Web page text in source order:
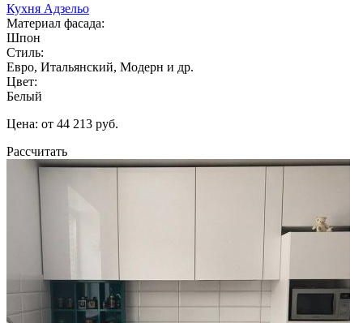
Кухня Адзельо
Материал фасада:
Шпон
Стиль:
Евро, Итальянский, Модерн и др.
Цвет:
Белый
Цена: от 44 213 руб.
Рассчитать